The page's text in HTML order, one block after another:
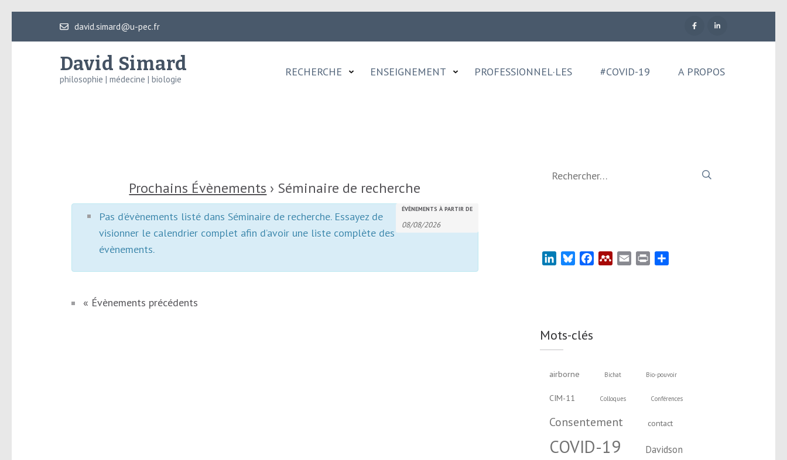
david.simard@u-pec.fr
David Simard
philosophie | médecine | biologie
RECHERCHE ENSEIGNEMENT PROFESSIONNEL·LES #COVID-19 A PROPOS
Prochains Évènements › Séminaire de recherche
Recherche
et
vues
Rechercher
Évènements
ÉVÈNEMENTS À PARTIR DE
Pas d’évènements listé dans Séminaire de recherche. Essayez de
visionner le calendrier complet afin d’avoir une liste complète des
évènements.
« Évènements précédents
LinkedInBlueskyFacebookMendeley
Email Print
Mots-clés
airborne Bichat Bio-pouvoir
CIM-11 Colloques Conférences
Consentement contact
COVID-19 Davidson